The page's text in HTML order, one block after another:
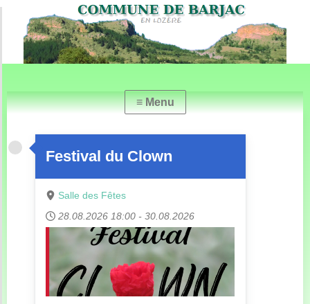
Festival du Clown
Salle des Fêtes
28.08.2026 18:00 - 30.08.2026